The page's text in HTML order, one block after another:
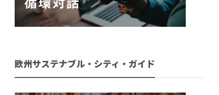
欧州サステナブル・シティ・ガイド